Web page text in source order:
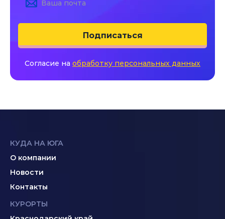
Подписаться
Согласие на обработку персональных данных
КУДА НА ЮГА
О компании
Новости
Контакты
КУРОРТЫ